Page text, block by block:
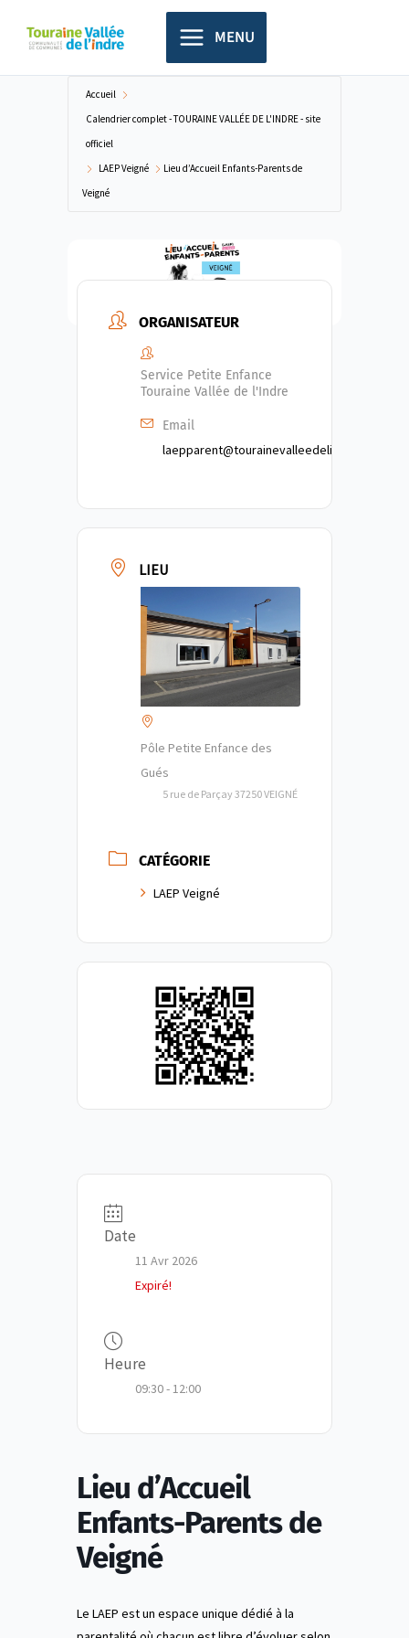
principal
MENU
Accueil
Calendrier complet - TOURAINE VALLÉE DE L'INDRE - site
officiel
LAEP Veigné
Lieu d’Accueil Enfants-Parents de
Veigné
ORGANISATEUR
Service Petite Enfance
Touraine Vallée de l'Indre
Email
laepparent@tourainevalleedelindre.fr
LIEU
Pôle Petite Enfance des
Gués
5 rue de Parçay 37250 VEIGNÉ
CATÉGORIE
LAEP Veigné
Date
11 Avr 2026
Expiré!
Heure
09:30 - 12:00
Lieu d’Accueil
Enfants-Parents de
Veigné
Le LAEP est un espace unique dédié à la